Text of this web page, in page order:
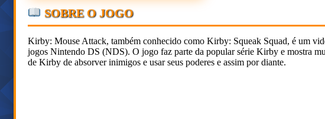
SOBRE O JOGO
Kirby: Mouse Attack, também conhecido como Kirby: Squeak Squad, é um
jogos Nintendo DS (NDS). O jogo faz parte da popular série Kirby e mostra
de Kirby de absorver inimigos e usar seus poderes e assim por diante.